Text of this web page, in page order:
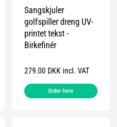
Sangskjuler
golfspiller dreng UV-
printet tekst -
Birkefinér
279.00 DKK incl. VAT
Order here